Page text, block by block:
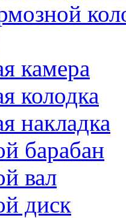
камера
колодка
накладка
барабан
вал
диск